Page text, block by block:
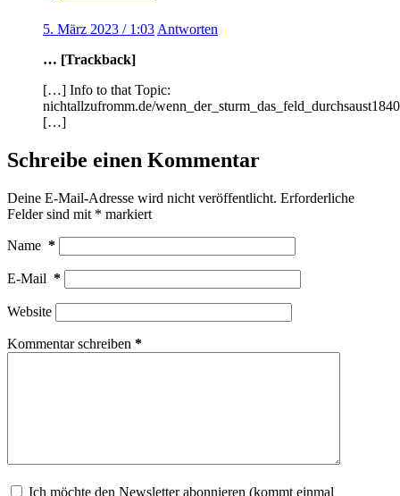
5. März 2023 / 1:03 Antworten
… [Trackback]
[…] Info to that Topic:
nichtallzufromm.de/
[…]
Schreibe einen Kommentar
Deine E-Mail-Adresse wird nicht veröffentlicht. Erforderliche
Felder sind mit * markiert
Name *
E-Mail *
Website
Kommentar schreiben *
Ich möchte den Newsletter abonnieren (kommt einmal